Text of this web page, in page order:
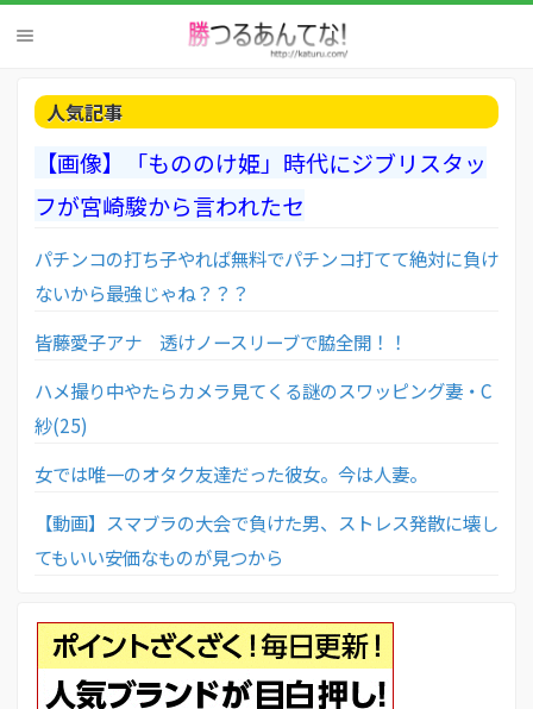
人気記事
【画像】「もののけ姫」時代にジブリスタッ
フが宮崎駿から言われたセ
パチンコの打ち子やれば無料でパチンコ打てて絶対に負け
ないから最強じゃね？？？
皆藤愛子アナ 透けノースリーブで脇全開！！
ハメ撮り中やたらカメラ見てくる謎のスワッピング妻・C
紗(25)
女では唯一のオタク友達だった彼女。今は人妻。
【動画】スマブラの大会で負けた男、ストレス発散に壊し
てもいい安価なものが見つから